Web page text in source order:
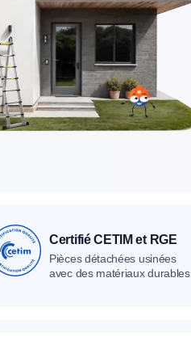
Catalogue
Catalogue
nos produits Catalogue
Certifié CETIM et RGE
Pièces détachées usinées
avec des matériaux durables